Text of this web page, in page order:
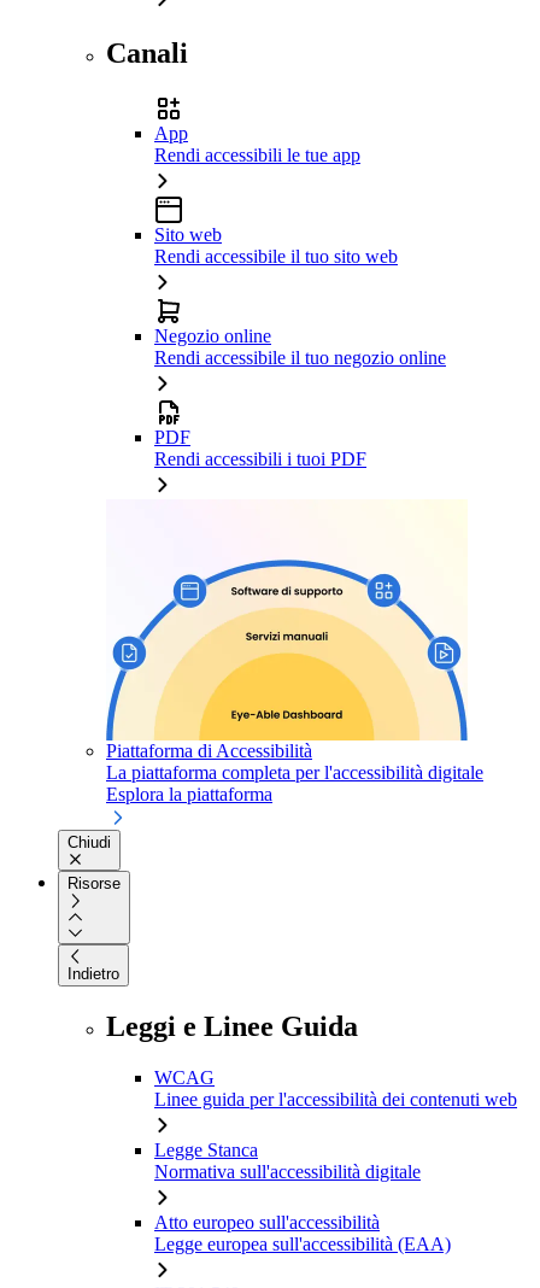
Canali
App
Rendi accessibili le tue app
Sito web
Rendi accessibile il tuo sito web
Negozio online
Rendi accessibile il tuo negozio online
PDF
Rendi accessibili i tuoi PDF
Piattaforma di Accessibilità
La piattaforma completa per l'accessibilità digitale
Esplora la piattaforma
Chiudi
Risorse
Indietro
Leggi e Linee Guida
WCAG
Linee guida per l'accessibilità dei contenuti web
Legge Stanca
Normativa sull'accessibilità digitale
Atto europeo sull'accessibilità
Legge europea sull'accessibilità (EAA)